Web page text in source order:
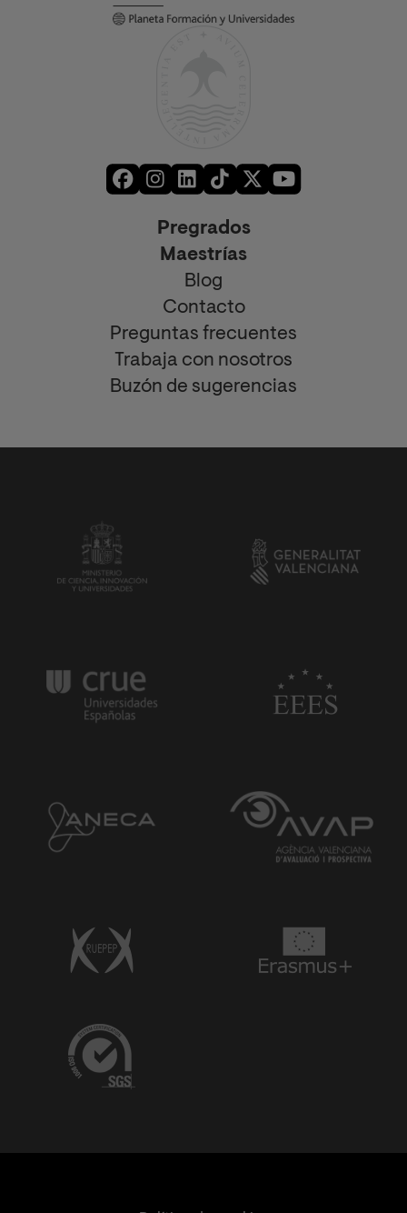
Pregrados
Maestrías
Blog
Contacto
Preguntas frecuentes
Trabaja con nosotros
Buzón de sugerencias